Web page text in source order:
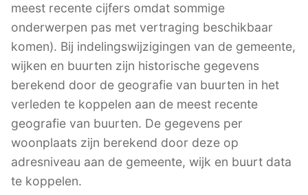
meest recente cijfers omdat sommige
onderwerpen pas met vertraging beschikbaar
komen). Bij indelingswijzigingen van de gemeente,
wijken en buurten zijn historische gegevens
berekend door de geografie van buurten in het
verleden te koppelen aan de meest recente
geografie van buurten. De gegevens per
woonplaats zijn berekend door deze op
adresniveau aan de gemeente, wijk en buurt data
te koppelen.